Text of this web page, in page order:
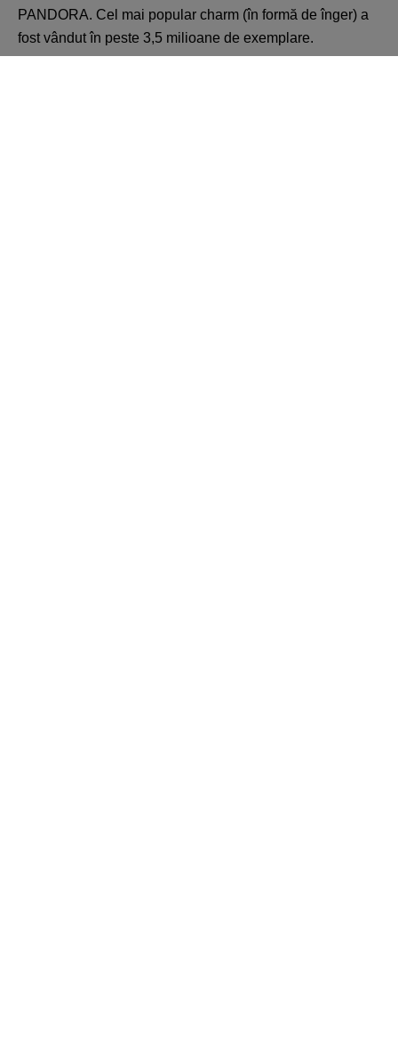
PANDORA. Cel mai popular charm (în formă de înger) a
fost vândut în peste 3,5 milioane de exemplare.